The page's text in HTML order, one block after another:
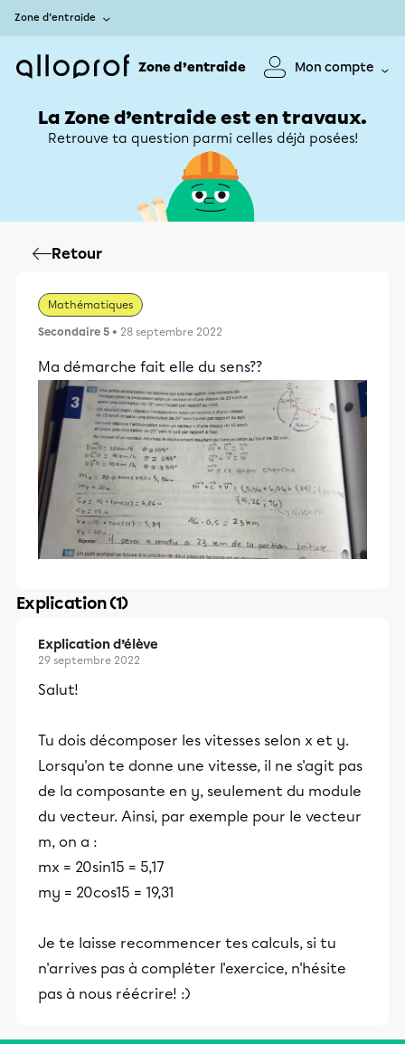
Zone d’entraide
Zone d’entraide Mon compte
La Zone d’entraide est en travaux.
Retrouve ta question parmi celles déjà posées!
Retour
Mathématiques
Secondaire 5 • 28 septembre 2022
Ma démarche fait elle du sens??
Explication (1)
Explication d’élève
29 septembre 2022
Salut!
Tu dois décomposer les vitesses selon x et y.
Lorsqu'on te donne une vitesse, il ne s'agit pas
de la composante en y, seulement du module
du vecteur. Ainsi, par exemple pour le vecteur
m, on a :
mx = 20sin15 = 5,17
my = 20cos15 = 19,31
Je te laisse recommencer tes calculs, si tu
n'arrives pas à compléter l'exercice, n'hésite
pas à nous réécrire! :)